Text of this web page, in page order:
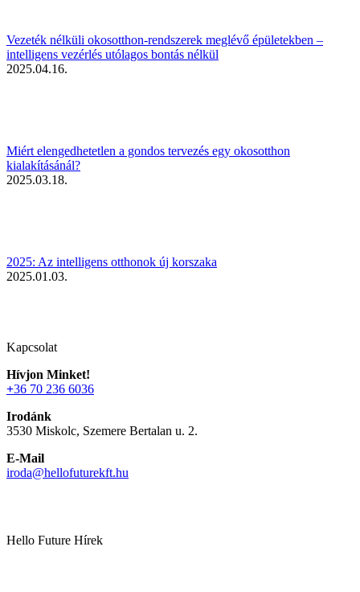
Vezeték nélküli okosotthon-rendszerek meglévő épületekben –
intelligens vezérlés utólagos bontás nélkül
2025.04.16.
Miért elengedhetetlen a gondos tervezés egy okosotthon
kialakításánál?
2025.03.18.
2025: Az intelligens otthonok új korszaka
2025.01.03.
Kapcsolat
Hívjon Minket!
+36 70 236 6036
Irodánk
3530 Miskolc, Szemere Bertalan u. 2.
E-Mail
iroda@hellofuturekft.hu
Hello Future Hírek